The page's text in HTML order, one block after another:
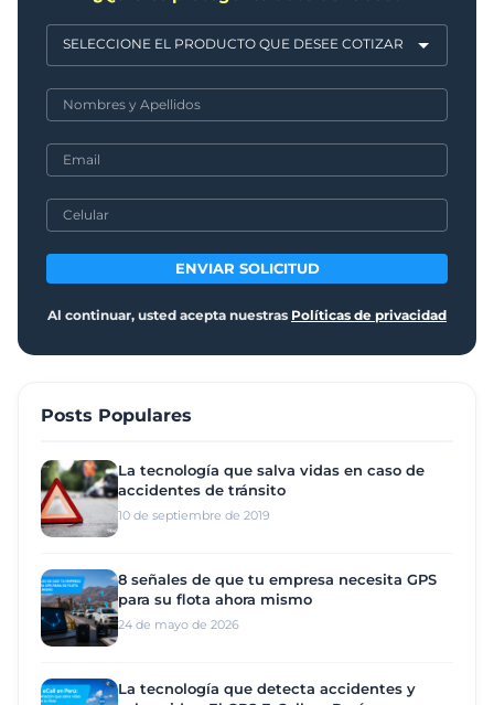
ENVIAR SOLICITUD
Al continuar, usted acepta nuestras Políticas de privacidad
Posts Populares
La tecnología que salva vidas en caso de
accidentes de tránsito
10 de septiembre de 2019
8 señales de que tu empresa necesita GPS
para su flota ahora mismo
24 de mayo de 2026
La tecnología que detecta accidentes y